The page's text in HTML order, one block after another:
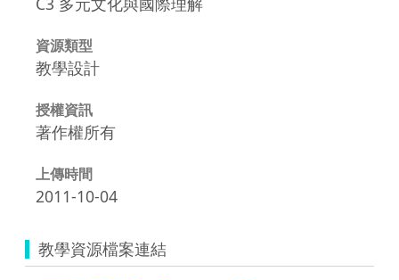
資源類型
教學設計
授權資訊
著作權所有
上傳時間
2011-10-04
教學資源檔案連結